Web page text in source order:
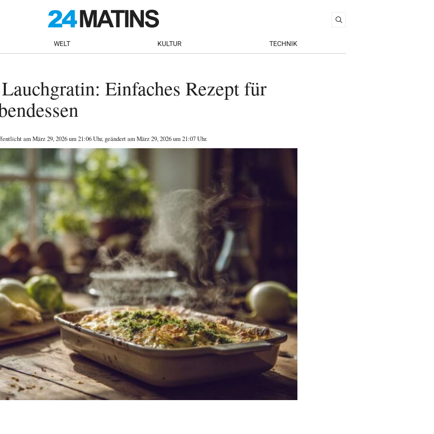
WELT KULTUR TECHNIK
Einfaches Rezept für
amMärz 29, 2026um 21:06 Uhr, geändert am März 29, 2026 um 21:07 Uhr.